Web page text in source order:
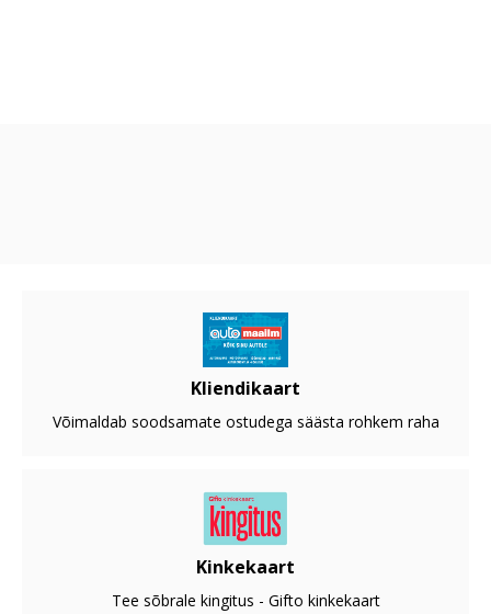
Kliendikaart
Võimaldab soodsamate ostudega säästa rohkem raha
Kinkekaart
Tee sõbrale kingitus - Gifto kinkekaart